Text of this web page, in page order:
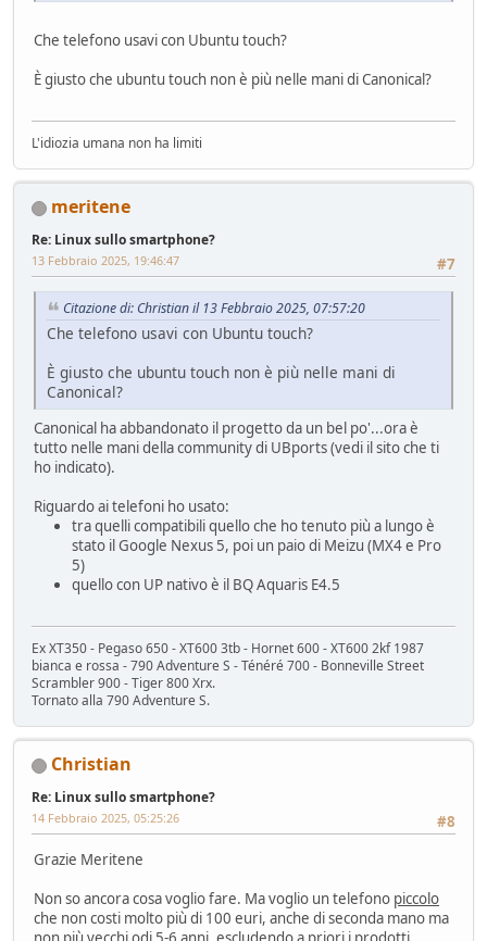
Che telefono usavi con Ubuntu touch?
È giusto che ubuntu touch non è più nelle mani di Canonical?
L'idiozia umana non ha limiti
meritene
Re: Linux sullo smartphone?
#7
13 Febbraio 2025, 19:46:47
Citazione di: Christian il 13 Febbraio 2025, 07:57:20
Che telefono usavi con Ubuntu touch?
È giusto che ubuntu touch non è più nelle mani di
Canonical?
Canonical ha abbandonato il progetto da un bel po'...ora è
tutto nelle mani della community di UBports (vedi il sito che ti
ho indicato).
Riguardo ai telefoni ho usato:
tra quelli compatibili quello che ho tenuto più a lungo è
stato il Google Nexus 5, poi un paio di Meizu (MX4 e Pro
5)
quello con UP nativo è il BQ Aquaris E4.5
Ex XT350 - Pegaso 650 - XT600 3tb - Hornet 600 - XT600 2kf 1987
bianca e rossa - 790 Adventure S - Ténéré 700 - Bonneville Street
Scrambler 900 - Tiger 800 Xrx.
Tornato alla 790 Adventure S.
Christian
Re: Linux sullo smartphone?
#8
14 Febbraio 2025, 05:25:26
Grazie Meritene
Non so ancora cosa voglio fare. Ma voglio un telefono piccolo
che non costi molto più di 100 euri, anche di seconda mano ma